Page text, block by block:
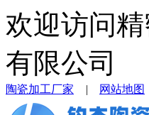
欢迎访问
有限公司
陶瓷加工厂家 | 网站地图